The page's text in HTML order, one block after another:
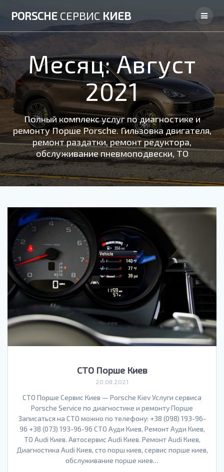
to
content
PORSCHE СЕРВИС КИЕВ
Месяц:Август
2021
Полный комплекс услуг по диагностике и
ремонту Порше Porsche. Гильзовка двигателя,
ремонт раздатки, ремонт редуктора,
обслуживание пневмоподвески, ТО
СТО Порше Киев
20.08.2021
СТО Порше Сервис Киев — Porsche Kiev Услуги сервиса
Porsche Service по диагностике и ремонту Порше
Записаться на СТО можно по телефону: +38 (098) 193-96-
96 +38 (073) 193-96-96 СТО Ауди Киев, Ремонт Ауди Киев,
ТО Audi Киев. Автосервис Audi Киев. Ремонт Audi Киев,
Диагностика Audi Киев, сто порш киев, сервис порше киев,
обслуживание порше киев…